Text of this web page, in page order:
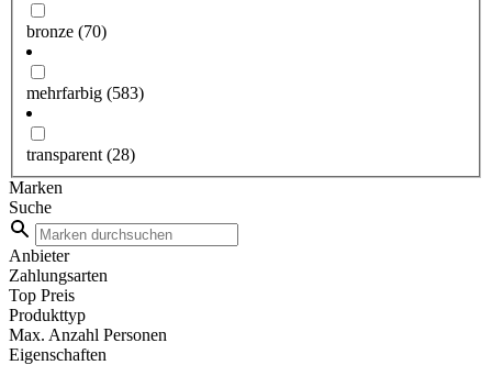
bronze (70)
mehrfarbig (583)
transparent (28)
Marken
Suche
Anbieter
Zahlungsarten
Top Preis
Produkttyp
Max. Anzahl Personen
Eigenschaften